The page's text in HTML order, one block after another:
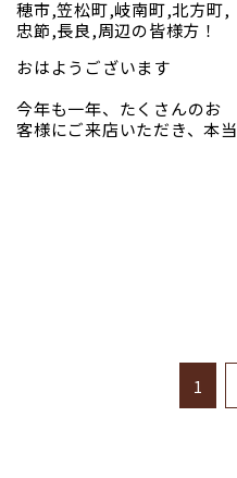
＃バカラ
＃ディオール
＃フェラガモ
＃金
＃岐阜市
＃おたからや
＃骨董品
お言葉や、お品物への愛情
に触れるたびに、私たちも
の一年、本当にありがとう
営業再開日は１月４日
穂市,笠松町,岐南町,北方町,
忠節,長良,周辺の皆様方！
おはようございます
今年も一年、たくさんのお
客様にご来店いただき、本当
1